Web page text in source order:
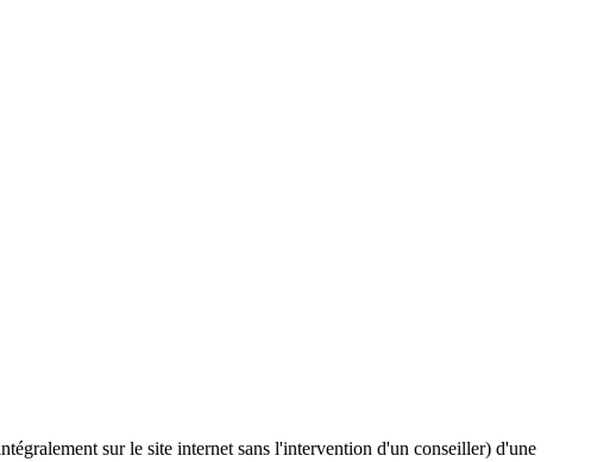
sur le site internet sans l'intervention d'un conseiller) d'une